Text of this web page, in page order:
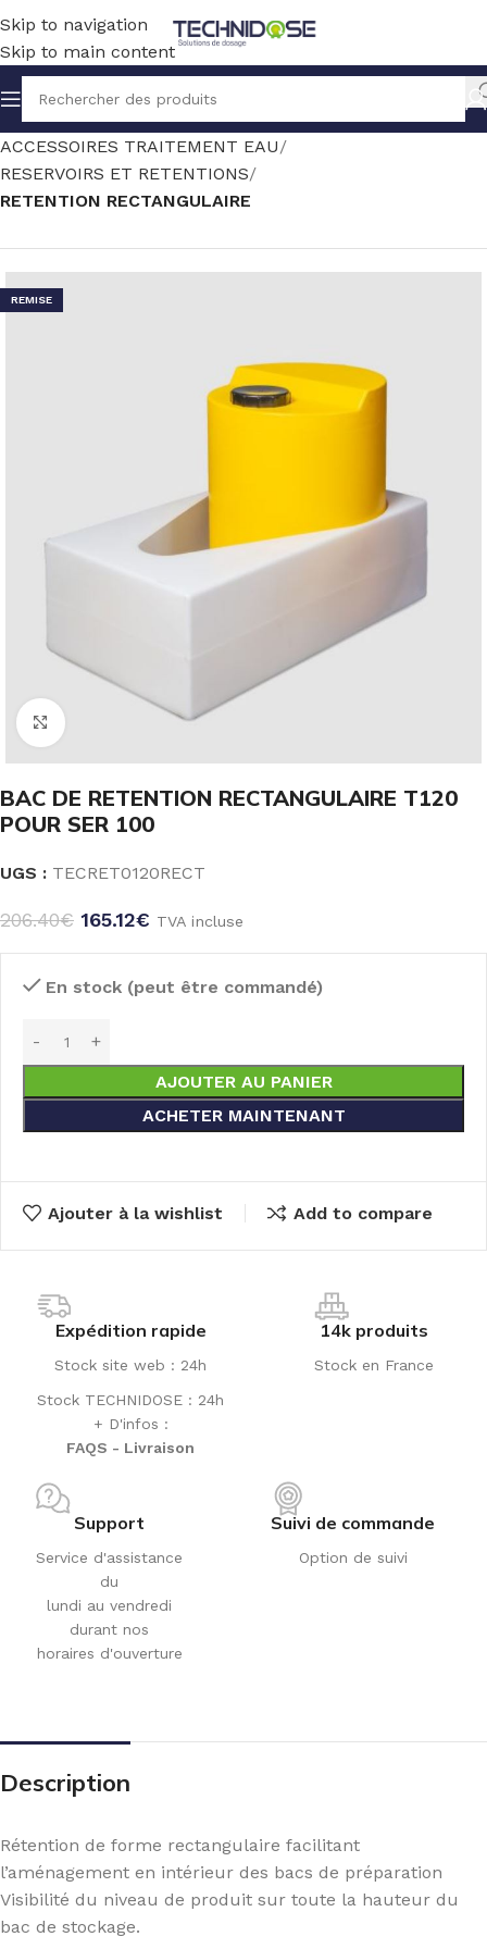
Skip to navigation
Skip to main content
Accueil TRAITEMENT EAU
ACCESSOIRES TRAITEMENT EAU
RESERVOIRS ET RETENTIONS
RETENTION RECTANGULAIRE
REMISE
Click to enlarge
BAC DE RETENTION RECTANGULAIRE T120
POUR SER 100
UGS : TECRET0120RECT
206.40€ 165.12€ TVA incluse
En stock (peut être commandé)
AJOUTER AU PANIER
ACHETER MAINTENANT
Ajouter à la wishlist Add to compare
Expédition rapide
Stock site web : 24h
Stock TECHNIDOSE : 24h
+ D'infos :
FAQS - Livraison
14k produits
Stock en France
Support
Service d'assistance
du
lundi au vendredi
durant nos
horaires d'ouverture
Suivi de commande
Option de suivi
Description
Rétention de forme rectangulaire facilitant
l’aménagement en intérieur des bacs de préparation
Visibilité du niveau de produit sur toute la hauteur du
bac de stockage.